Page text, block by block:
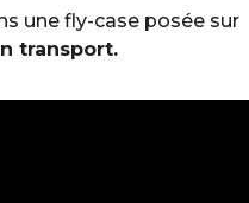
une fly-case posée sur
transport.